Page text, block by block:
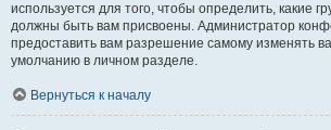
используется для того, чтобы определить, какие
должны быть вам присвоены. Администратор
предоставить вам разрешение самому изменять
умолчанию в личном разделе.
Вернуться к началу